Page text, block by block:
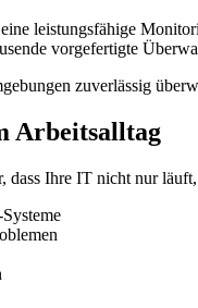
leistungsfähige
vorgefertigte
zuverlässig
Arbeitsalltag
dass Ihre IT nicht nur